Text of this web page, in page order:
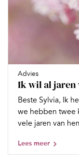
Advies
Ik wil al jaren
Beste Sylvia, Ik
we hebben twee
vele jaren van
Lees meer